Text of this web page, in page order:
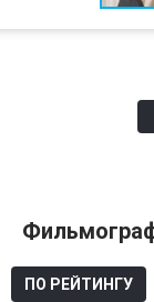
ПО РЕЙТИНГУ